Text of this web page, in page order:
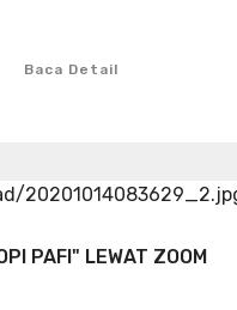
Baca Detail
PAFI" LEWAT ZOOM